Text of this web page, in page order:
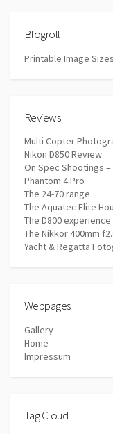
Blogroll
Printable Image Sizes
Reviews
Multi Copter
Nikon D850 Review
On Spec Shootings
Phantom 4 Pro
The 24-70 range
The Aquatec Elite
The D800
The Nikkor 400mm
Yacht & Regatta
Webpages
Gallery
Home
Impressum
Tag Cloud